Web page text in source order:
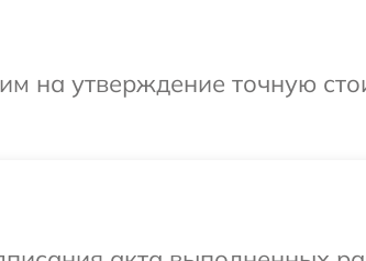
на утверждение точную